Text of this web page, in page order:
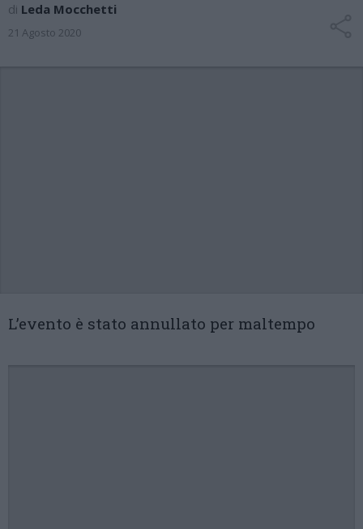
di Leda Mocchetti
21 Agosto 2020
L’evento è stato annullato per maltempo